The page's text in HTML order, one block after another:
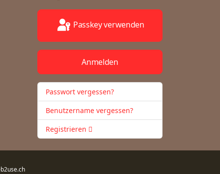
Passkey verwenden
Anmelden
Passwort vergessen?
Benutzername vergessen?
Registrieren